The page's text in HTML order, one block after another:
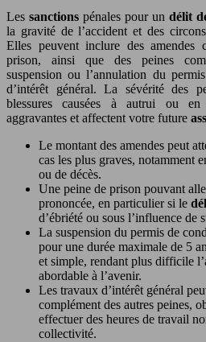
Les sanctions pénales pour un délit
la gravité de l’accident et des
Elles peuvent inclure des amendes
prison, ainsi que des peines
suspension ou l’annulation du
d’intérêt général. La sévérité des
blessures causées à autrui ou en
aggravantes et affectent votre future
Le montant des amendes peut
cas les plus graves, notamment
ou de décès.
Une peine de prison pouvant
prononcée, en particulier si le
d’ébriété ou sous l’influence de
La suspension du permis de
pour une durée maximale de 5
et simple, rendant plus difficile
abordable à l’avenir.
Les travaux d’intérêt général
complément des autres peines,
effectuer des heures de travail
collectivité.